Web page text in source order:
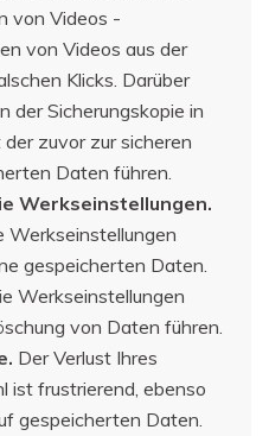
von Videos -
von Videos aus der
Klicks. Darüber
der Sicherungskopie in
zuvor zur sicheren
Daten führen.
Werkseinstellungen.
Werkseinstellungen
gespeicherten Daten.
Werkseinstellungen
von Daten führen.
Der Verlust Ihres
ist frustrierend, ebenso
gespeicherten Daten.